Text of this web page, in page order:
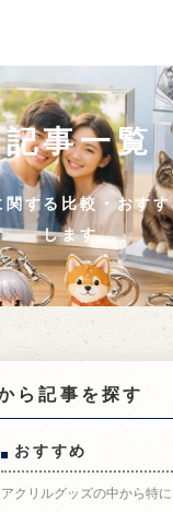
記事一覧
関する比較・おす
します。
ら記事を探す
おすすめ
アクリルグッズの中から特